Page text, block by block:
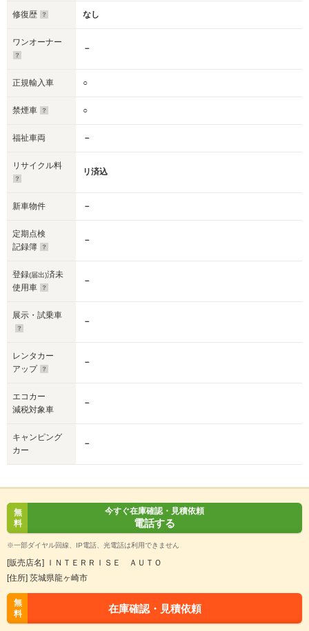
修復歴 なし
ワンオーナー
－
正規輸入車 ○
禁煙車 ○
福祉車両 －
リサイクル料
リ済込
新車物件 －
定期点検
記録簿
－
登録(届出)済未
使用車
－
展示・試乗車
－
レンタカー
アップ
－
エコカー
減税対象車
－
キャンピング
カー
－
無
料
今すぐ在庫確認・見積依頼
電話する
※一部ダイヤル回線、IP電話、光電話は利用できません
[販売店名] ＩＮＴＥＲＲＩＳＥ ＡＵＴＯ
[住所] 茨城県龍ヶ崎市
無
料
在庫確認・見積依頼